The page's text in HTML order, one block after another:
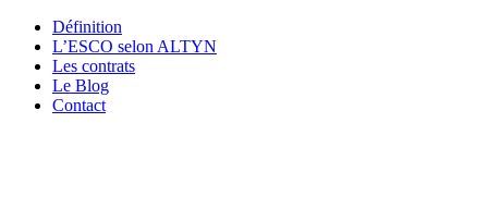
Définition
L’ESCO selon ALTYN
Les contrats
Le Blog
Contact